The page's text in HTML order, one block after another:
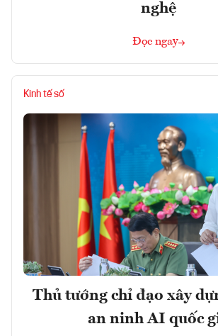
nghệ
Đọc ngay
Kinh tế số
Thủ tướng chỉ đạo xây
an ninh AI quốc